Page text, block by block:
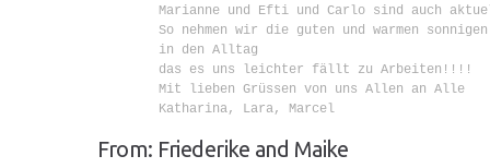
Marianne und Efti und Carlo sind auch
So nehmen wir die guten und warmen
        in den Alltag
        das es uns leichter fällt zu Arbeiten!!!!
        Mit lieben Grüssen von uns Allen an Alle
        Katharina, Lara, Marcel
From: Friederike and Maike